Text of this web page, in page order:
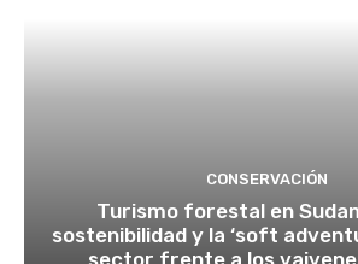
CONSERVACIÓN
Turismo forestal en
sostenibilidad y la ‘soft
sector frente a los